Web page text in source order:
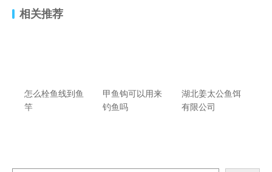
相关推荐
怎么栓鱼线到鱼
竿
甲鱼钩可以用来
钓鱼吗
湖北姜太公鱼饵
有限公司